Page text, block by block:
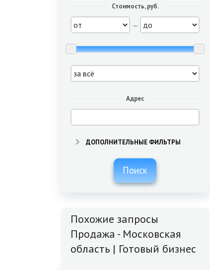
Стоимость, руб.
—
Адрес
ДОПОЛНИТЕЛЬНЫЕ ФИЛЬТРЫ
Поиск
Похожие запросы
Продажа - Московская
область | Готовый бизнес